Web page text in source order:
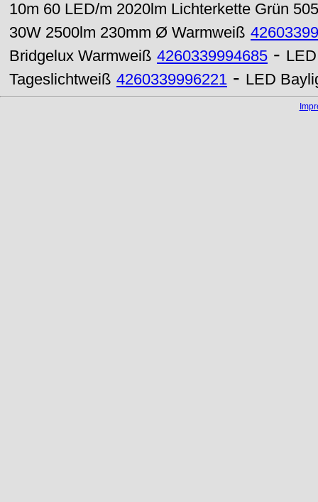
10m 60 LED/m 2020lm Lichterkette Grün
30W 2500lm 230mm Ø Warmweiß
Bridgelux Warmweiß 4260339994685 -
Tageslichtweiß 4260339996221 - LED